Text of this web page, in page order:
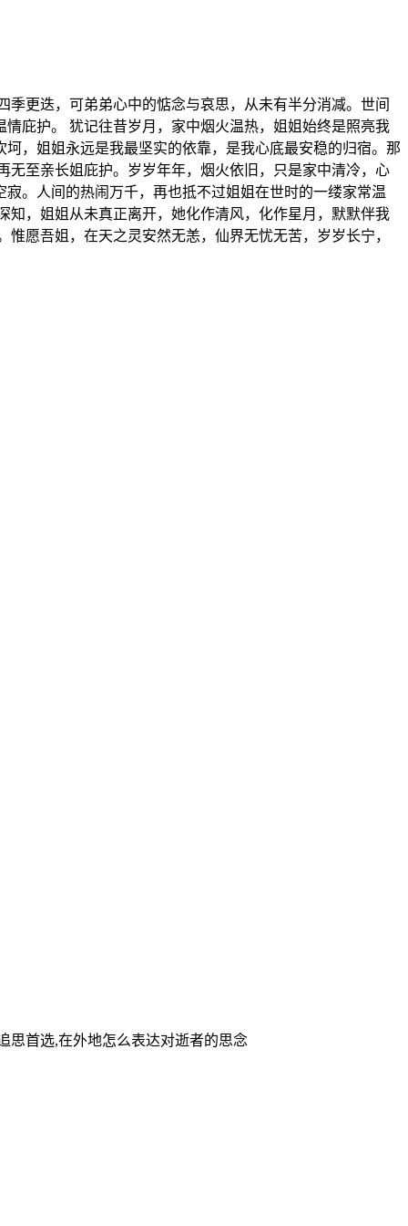
更迭，可弟弟心中的惦念与哀思，从未有半分消减。世间
庇护。 犹记往昔岁月，家中烟火温热，姐姐始终是照亮我
，姐姐永远是我最坚实的依靠，是我心底最安稳的归宿。那
至亲长姐庇护。岁岁年年，烟火依旧，只是家中清冷，心
。人间的热闹万千，再也抵不过姐姐在世时的一缕家常温
，姐姐从未真正离开，她化作清风，化作星月，默默伴我
愿吾姐，在天之灵安然无恙，仙界无忧无苦，岁岁长宁，
思首选,在外地怎么表达对逝者的思念